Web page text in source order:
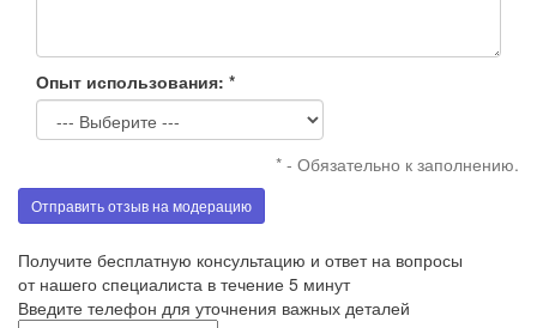
Опыт использования: *
* - Обязательно к заполнению.
Отправить отзыв на модерацию
Получите бесплатную консультацию и ответ на вопросы
от нашего специалиста в течение 5 минут
Введите телефон для уточнения важных деталей